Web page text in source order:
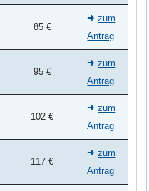
85 €
zum
Antrag
95 €
zum
Antrag
102 €
zum
Antrag
117 €
zum
Antrag